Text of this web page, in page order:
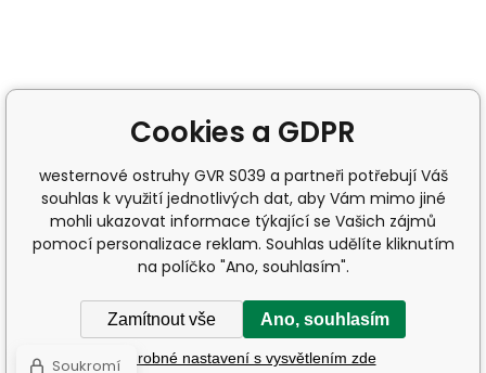
Cookies a GDPR
westernové ostruhy GVR S039 a partneři potřebují Váš
souhlas k využití jednotlivých dat, aby Vám mimo jiné
mohli ukazovat informace týkající se Vašich zájmů
pomocí personalizace reklam. Souhlas udělíte kliknutím
na políčko "Ano, souhlasím".
Zamítnout vše Ano, souhlasím
Podrobné nastavení s vysvětlením zde
Soukromí